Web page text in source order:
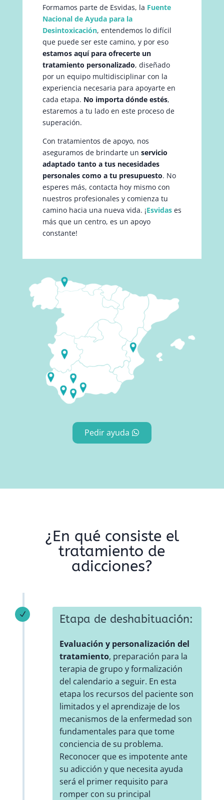
Formamos parte de Esvidas, la Fuente
Nacional de Ayuda para la
Desintoxicación, entendemos lo difícil
que puede ser este camino, y por eso
estamos aquí para ofrecerte un
tratamiento personalizado, diseñado
por un equipo multidisciplinar con la
experiencia necesaria para apoyarte en
cada etapa. No importa dónde estés,
estaremos a tu lado en este proceso de
superación.
Con tratamientos de apoyo, nos
aseguramos de brindarte un servicio
adaptado tanto a tus necesidades
personales como a tu presupuesto. No
esperes más, contacta hoy mismo con
nuestros profesionales y comienza tu
camino hacia una nueva vida. ¡Esvidas es
más que un centro, es un apoyo
constante!
Pedir ayuda
¿En qué consiste el
tratamiento de
adicciones?
N Etapa de deshabituación:
Evaluación y personalización del
tratamiento, preparación para la
terapia de grupo y formalización
del calendario a seguir. En esta
etapa los recursos del paciente son
limitados y el aprendizaje de los
mecanismos de la enfermedad son
fundamentales para que tome
conciencia de su problema.
Reconocer que es impotente ante
su adicción y que necesita ayuda
será el primer requisito para
romper con su principal